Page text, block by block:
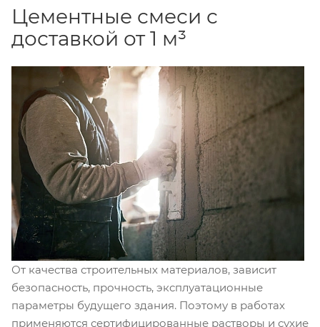
Цементные смеси с
доставкой от 1 м³
От качества строительных материалов, зависит
безопасность, прочность, эксплуатационные
параметры будущего здания. Поэтому в работах
применяются сертифицированные растворы и сухие